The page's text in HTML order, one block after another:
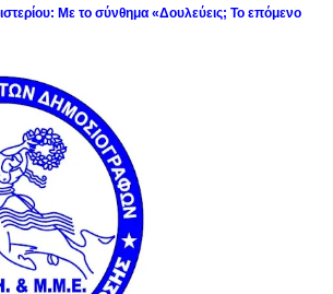
Με το σύνθημα «Δουλεύεις; Το επόμενο